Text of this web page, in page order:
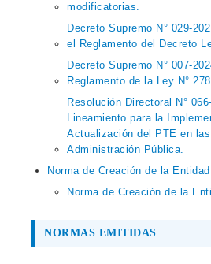
modificatorias.
Decreto Supremo N° 029-
el Reglamento del Decreto
Decreto Supremo N° 007-
Reglamento de la Ley N°
Resolución Directoral N°
Lineamiento para la
Actualización del PTE en
Administración Pública.
Norma de Creación de la Entidad
Norma de Creación de la
NORMAS EMITIDAS